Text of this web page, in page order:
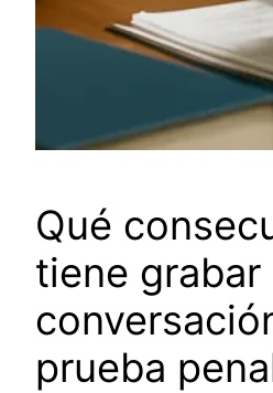
Qué
tiene grabar
prueba